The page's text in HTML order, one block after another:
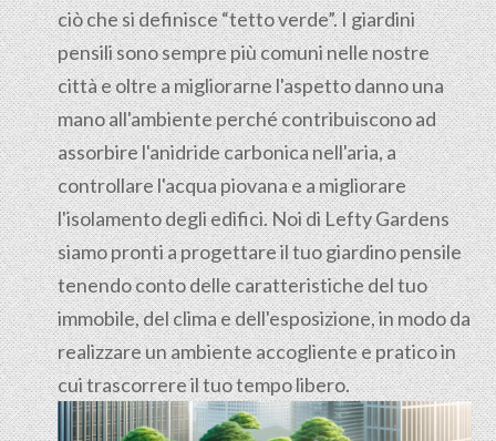
ciò che si definisce “tetto verde”. I giardini
pensili sono sempre più comuni nelle nostre
città e oltre a migliorarne l'aspetto danno una
mano all'ambiente perché contribuiscono ad
assorbire l'anidride carbonica nell'aria, a
controllare l'acqua piovana e a migliorare
l'isolamento degli edifici. Noi di Lefty Gardens
siamo pronti a progettare il tuo giardino pensile
tenendo conto delle caratteristiche del tuo
immobile, del clima e dell'esposizione, in modo da
realizzare un ambiente accogliente e pratico in
cui trascorrere il tuo tempo libero.